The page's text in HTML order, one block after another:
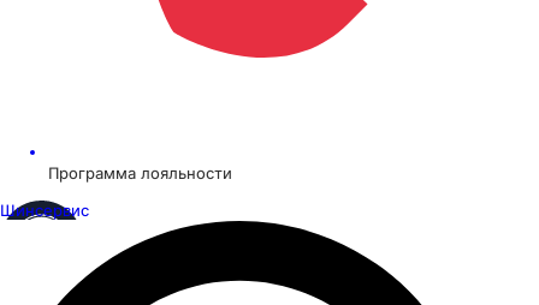
Программа лояльности
Шинсервис